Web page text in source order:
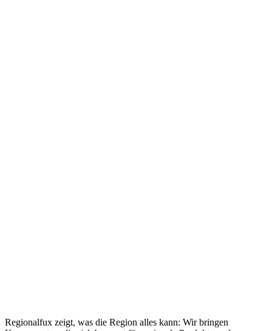
Regionalfux zeigt, was die Region alles kann: Wir bringen